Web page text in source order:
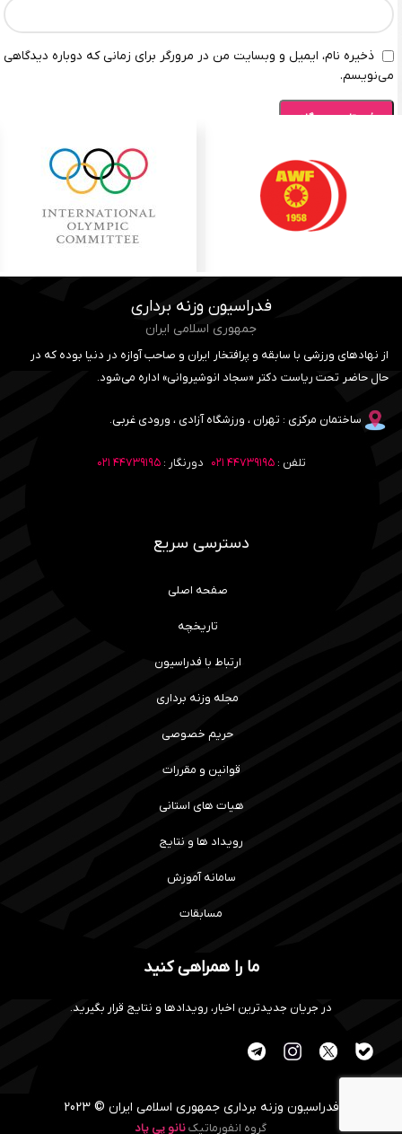
ذخیره نام، ایمیل و وبسایت من در مرورگر برای زمانی که دوباره دیدگاهی
می‌نویسم.
فدراسیون وزنه برداری
جمهوری اسلامی ایران
از نهادهای ورزشی با سابقه و پرافتخار ایران و صاحب آوازه در دنیا بوده که در
حال حاضر تحت ریاست دکتر «سجاد انوشیروانی» اداره می‌شود.
ساختمان مرکزی : تهران ، ورزشگاه آزادی ، ورودی غربی.
تلفن :۴۴۷۳۹۱۹۵ ۰۲۱ دورنگار :۴۴۷۳۹۱۹۵ ۰۲۱
دسترسی سریع
صفحه اصلی
تاریخچه
ارتباط با فدراسیون
مجله وزنه برداری
حریم خصوصی
قوانین و مقررات
هیات های استانی
رویداد ها و نتایج
سامانه آموزش
مسابقات
ما را همراهی کنید
در جریان جدیدترین اخبار، رویدادها و نتایج قرار بگیرید.
فدراسیون وزنه برداری جمهوری اسلامی ایران © 2023
گروه انفورماتیکنانو پی پاد